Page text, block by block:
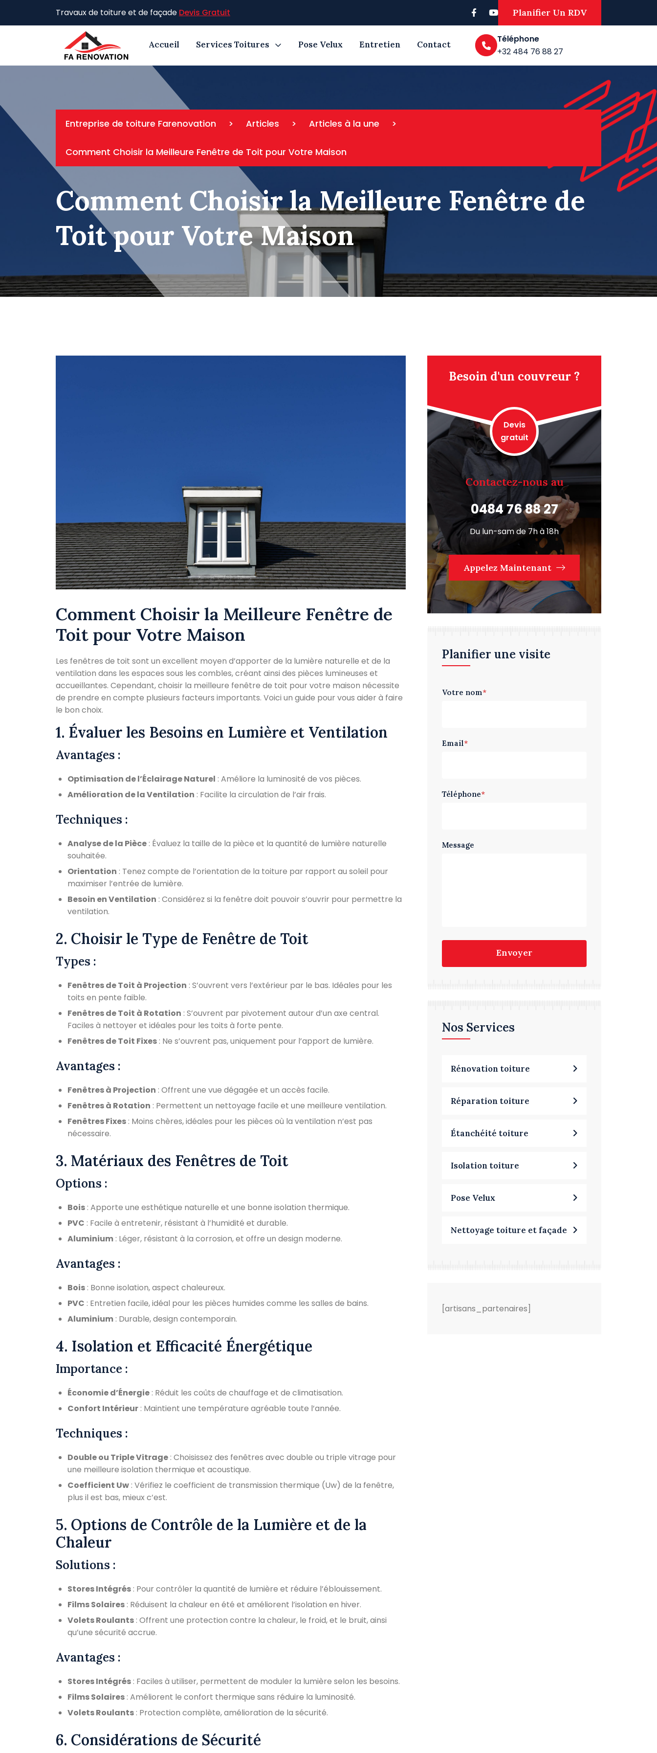
Travaux de toiture et de façade Devis Gratuit Planifier Un RDV
Accueil Services Toitures Pose Velux Entretien Contact
Téléphone
+32 484 76 88 27
Entreprise de toiture Farenovation > Articles > Articles à la une >
Comment Choisir la Meilleure Fenêtre de Toit pour Votre Maison
Comment Choisir la Meilleure Fenêtre de
Toit pour Votre Maison
Comment Choisir la Meilleure Fenêtre de
Toit pour Votre Maison
Les fenêtres de toit sont un excellent moyen d’apporter de la lumière naturelle et de la
ventilation dans les espaces sous les combles, créant ainsi des pièces lumineuses et
accueillantes. Cependant, choisir la meilleure fenêtre de toit pour votre maison nécessite
de prendre en compte plusieurs facteurs importants. Voici un guide pour vous aider à faire
le bon choix.
1. Évaluer les Besoins en Lumière et Ventilation
Avantages :
Optimisation de l’Éclairage Naturel : Améliore la luminosité de vos pièces.
Amélioration de la Ventilation : Facilite la circulation de l’air frais.
Techniques :
Analyse de la Pièce : Évaluez la taille de la pièce et la quantité de lumière naturelle
souhaitée.
Orientation : Tenez compte de l’orientation de la toiture par rapport au soleil pour
maximiser l’entrée de lumière.
Besoin en Ventilation : Considérez si la fenêtre doit pouvoir s’ouvrir pour permettre la
ventilation.
2. Choisir le Type de Fenêtre de Toit
Types :
Fenêtres de Toit à Projection : S’ouvrent vers l’extérieur par le bas. Idéales pour les
toits en pente faible.
Fenêtres de Toit à Rotation : S’ouvrent par pivotement autour d’un axe central.
Faciles à nettoyer et idéales pour les toits à forte pente.
Fenêtres de Toit Fixes : Ne s’ouvrent pas, uniquement pour l’apport de lumière.
Avantages :
Fenêtres à Projection : Offrent une vue dégagée et un accès facile.
Fenêtres à Rotation : Permettent un nettoyage facile et une meilleure ventilation.
Fenêtres Fixes : Moins chères, idéales pour les pièces où la ventilation n’est pas
nécessaire.
3. Matériaux des Fenêtres de Toit
Options :
Bois : Apporte une esthétique naturelle et une bonne isolation thermique.
PVC : Facile à entretenir, résistant à l’humidité et durable.
Aluminium : Léger, résistant à la corrosion, et offre un design moderne.
Avantages :
Bois : Bonne isolation, aspect chaleureux.
PVC : Entretien facile, idéal pour les pièces humides comme les salles de bains.
Aluminium : Durable, design contemporain.
4. Isolation et Efficacité Énergétique
Importance :
Économie d’Énergie : Réduit les coûts de chauffage et de climatisation.
Confort Intérieur : Maintient une température agréable toute l’année.
Techniques :
Double ou Triple Vitrage : Choisissez des fenêtres avec double ou triple vitrage pour
une meilleure isolation thermique et acoustique.
Coefficient Uw : Vérifiez le coefficient de transmission thermique (Uw) de la fenêtre,
plus il est bas, mieux c’est.
5. Options de Contrôle de la Lumière et de la
Chaleur
Solutions :
Stores Intégrés : Pour contrôler la quantité de lumière et réduire l’éblouissement.
Films Solaires : Réduisent la chaleur en été et améliorent l’isolation en hiver.
Volets Roulants : Offrent une protection contre la chaleur, le froid, et le bruit, ainsi
qu’une sécurité accrue.
Avantages :
Stores Intégrés : Faciles à utiliser, permettent de moduler la lumière selon les besoins.
Films Solaires : Améliorent le confort thermique sans réduire la luminosité.
Volets Roulants : Protection complète, amélioration de la sécurité.
6. Considérations de Sécurité
Besoin d'un couvreur ?
Devis
gratuit
Contactez-nous au
0484 76 88 27
Du lun-sam de 7h à 18h
Appelez Maintenant
Planifier une visite
Votre nom*
Email*
Téléphone*
Message
Envoyer
Nos Services
Rénovation toiture
Réparation toiture
Étanchéité toiture
Isolation toiture
Pose Velux
Nettoyage toiture et façade
[artisans_partenaires]